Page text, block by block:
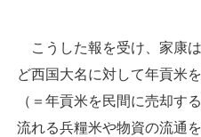
こうした報を受け、家康
ど西国大名に対して年貢米
（＝年貢米を民間に売却す
流れる兵糧米や物資の流通